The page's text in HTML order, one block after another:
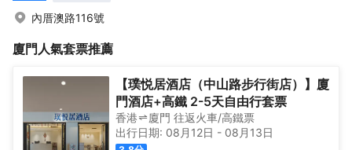
內厝澳路116號
廈門 人氣套票推薦
【璞悦居酒店（中山路步行街店）】廈
門酒店+高鐵 2-5天自由行套票
香港 廈門 往返火車/高鐵票
出行日期: 08月12日 - 08月13日